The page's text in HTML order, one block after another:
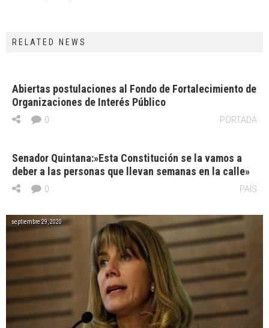
RELATED NEWS
Abiertas postulaciones al Fondo de Fortalecimiento de
Organizaciones de Interés Público
PORTADA
0
Senador Quintana:»Esta Constitución se la vamos a
deber a las personas que llevan semanas en la calle»
PAÍS
0
septiembre 29, 2020